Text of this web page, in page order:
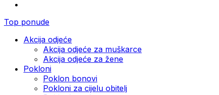
Top ponude
Akcija odjeće
Akcija odjeće za muškarce
Akcija odjeće za žene
Pokloni
Poklon bonovi
Pokloni za cijelu obitelj